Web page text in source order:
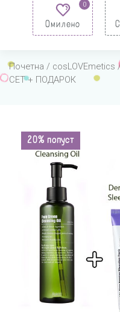
0
Омилено
Почетна / cosLOVEmetics
СЕТ + ПОДАРОК
20% попуст